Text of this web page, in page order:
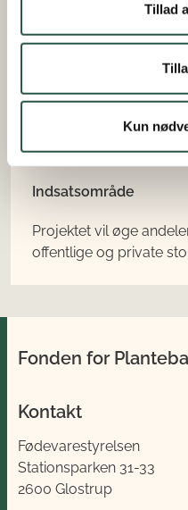
Tillad
Kun
Projektperiode
Januar 2025 til
5.998.734,17 kroner
Indsatsområde
Projektet vil øge
offentlige og private
Fonden for
Kontakt
Fødevarestyrelsen
Stationsparken 31-33
2600 Glostrup